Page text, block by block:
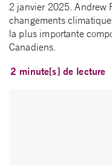
2 janvier 2025. Andrew
changements
la plus importante
Canadiens.
2 minute[s] de lecture